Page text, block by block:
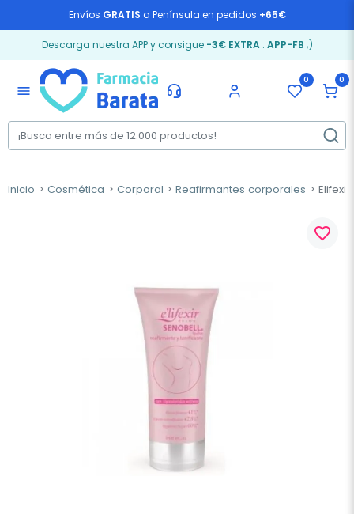
Envíos GRATIS a Península en pedidos +65€
Descarga nuestra APP y consigue -3€ EXTRA: APP-FB ;)
menu
0 0
Inicio Cosmética Corporal Reafirmantes corporales
favorite_border